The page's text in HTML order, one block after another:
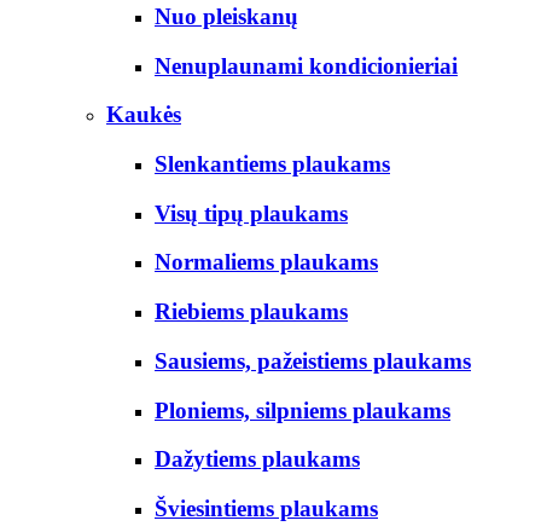
Nuo pleiskanų
Nenuplaunami kondicionieriai
Kaukės
Slenkantiems plaukams
Visų tipų plaukams
Normaliems plaukams
Riebiems plaukams
Sausiems, pažeistiems plaukams
Ploniems, silpniems plaukams
Dažytiems plaukams
Šviesintiems plaukams